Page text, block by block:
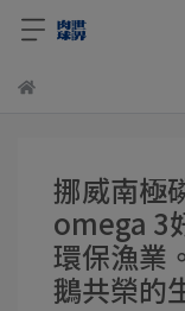
挪威南極
omega 3
環保漁業
鵝共榮的